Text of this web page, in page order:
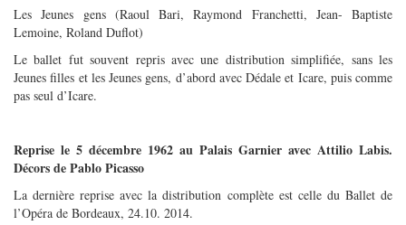
Les Jeunes gens (Raoul Bari, Raymond Franchetti, Jean- Baptiste
Lemoine, Roland Duflot)
Le ballet fut souvent repris avec une distribution simplifiée, sans les
Jeunes filles et les Jeunes gens, d’abord avec Dédale et Icare, puis comme
pas seul d’Icare.
Reprise le 5 décembre 1962 au Palais Garnier avec Attilio Labis.
Décors de Pablo Picasso
La dernière reprise avec la distribution complète est celle du Ballet de
l’Opéra de Bordeaux, 24.10. 2014.